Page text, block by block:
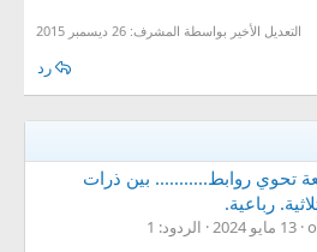
التعديل الأخير بواسطة المشرف: 26 ديسمبر 2015
رد
تحوي روابط........... بين ذرات
رباعية.
13 مايو 2024
الردود: 1